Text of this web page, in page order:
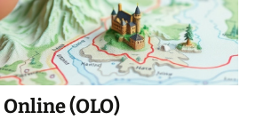
(OLO)